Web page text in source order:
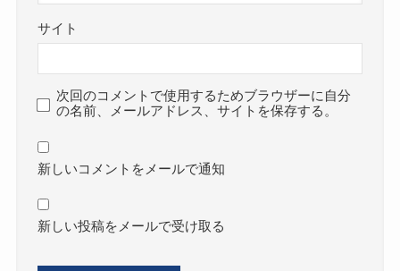
サイト
次回のコメントで使用するためブラウザーに自分
の名前、メールアドレス、サイトを保存する。
新しいコメントをメールで通知
新しい投稿をメールで受け取る